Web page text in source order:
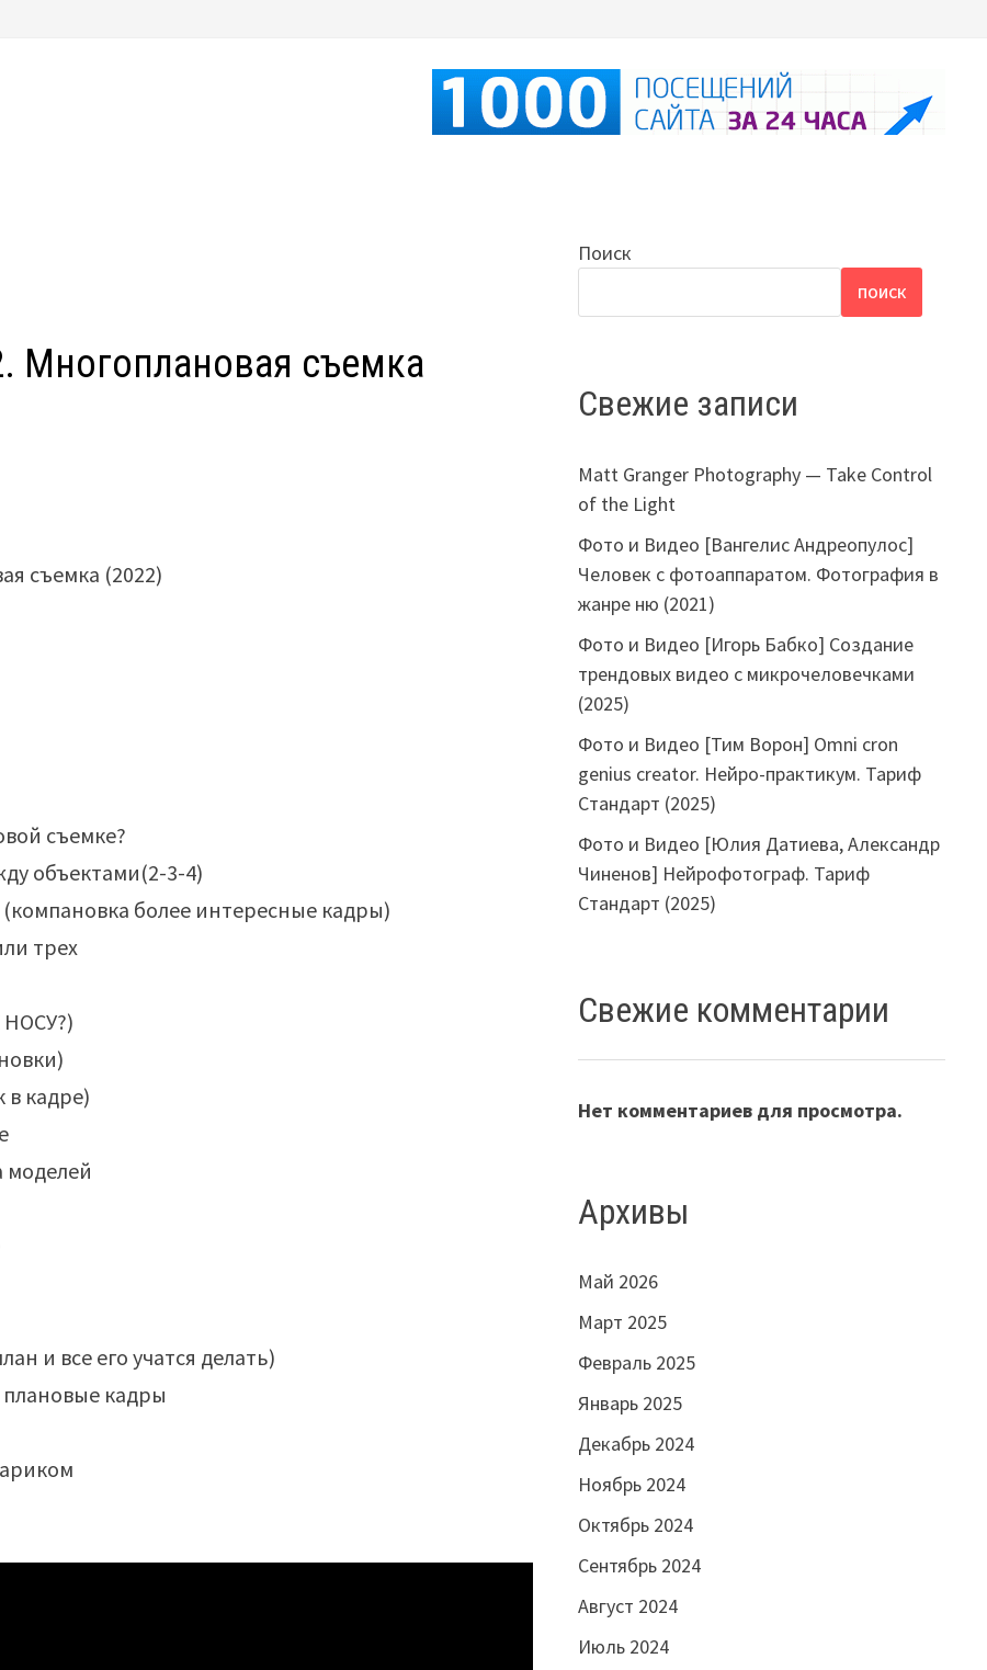
Многоплановая съемка
съемке?
объектами(2-3-4)
более интересные кадры)
трех
НОСУ?)
в кадре)
моделей
и все его учатся делать)
кадры
Поиск
ПОИСК
Свежие записи
Matt Granger Photography — Take Control
of the Light
Фото и Видео [Вангелис Андреопулос]
Человек с фотоаппаратом. Фотография в
жанре ню (2021)
Фото и Видео [Игорь Бабко] Создание
трендовых видео с микрочеловечками
(2025)
Фото и Видео [Тим Ворон] Omni cron
genius creator. Нейро-практикум. Тариф
Стандарт (2025)
Фото и Видео [Юлия Датиева, Александр
Чиненов] Нейрофотограф. Тариф
Стандарт (2025)
Свежие комментарии
Нет комментариев для просмотра.
Архивы
Май 2026
Март 2025
Февраль 2025
Январь 2025
Декабрь 2024
Ноябрь 2024
Октябрь 2024
Сентябрь 2024
Август 2024
Июль 2024